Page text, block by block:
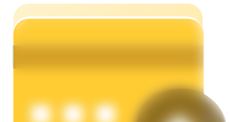
Kazan